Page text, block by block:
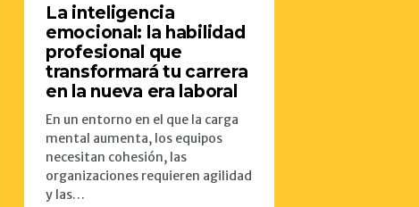
La inteligencia
emocional: la habilidad
profesional que
transformará tu carrera
en la nueva era laboral
En un entorno en el que la carga
mental aumenta, los equipos
necesitan cohesión, las
organizaciones requieren agilidad
y las…